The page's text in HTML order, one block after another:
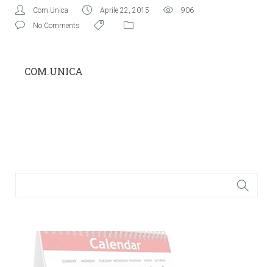
Com.Unica Aprile 22, 2015
906
No Comments
COM.UNICA